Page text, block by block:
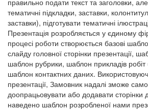
тематичні підкладки, заставки,
заставки), підготувати тематичні
Презентація розробляється у єдиному
процесі роботи створюється базові
слайду головної сторінки презентації,
шаблон рубрики, шаблон прикладів
шаблон контактних даних.
презентації, Замовник надалі зможе
доопрацьовувати або додавати сторінки
наведено шаблон розробленої нами